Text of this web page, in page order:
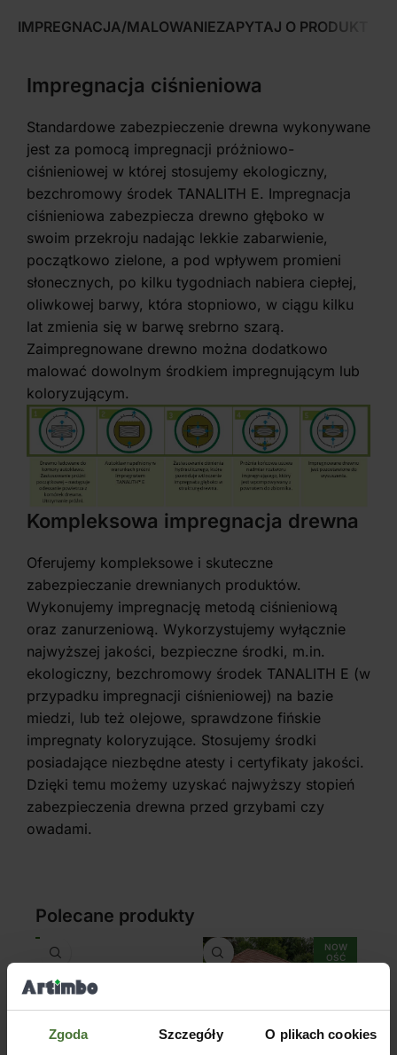
Zgoda Szczegóły O plikach cookies
IMPREGNACJA/MALOWANIEZAPYTAJ O PRODUKT
Impregnacja ciśnieniowa
Standardowe zabezpieczenie drewna wykonywane
jest za pomocą impregnacji próżniowo-
ciśnieniowej w której stosujemy ekologiczny,
bezchromowy środek TANALITH E. Impregnacja
ciśnieniowa zabezpiecza drewno głęboko w
swoim przekroju nadając lekkie zabarwienie,
początkowo zielone, a pod wpływem promieni
słonecznych, po kilku tygodniach nabiera ciepłej,
oliwkowej barwy, która stopniowo, w ciągu kilku
lat zmienia się w barwę srebrno szarą.
Zaimpregnowane drewno można dodatkowo
malować dowolnym środkiem impregnującym lub
koloryzującym.
Kompleksowa impregnacja drewna
Oferujemy kompleksowe i skuteczne
zabezpieczanie drewnianych produktów.
Wykonujemy impregnację metodą ciśnieniową
oraz zanurzeniową. Wykorzystujemy wyłącznie
najwyższej jakości, bezpieczne środki, m.in.
ekologiczny, bezchromowy środek TANALITH E (w
przypadku impregnacji ciśnieniowej) na bazie
miedzi, lub też olejowe, sprawdzone fińskie
impregnaty koloryzujące. Stosujemy środki
posiadające niezbędne atesty i certyfikaty jakości.
Dzięki temu możemy uzyskać najwyższy stopień
zabezpieczenia drewna przed grzybami czy
owadami.
Polecane produkty
NOW
OŚĆ
Altana drewniana Premium